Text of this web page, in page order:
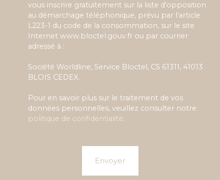
vous inscrire gratuitement sur la liste d'opposition
au démarchage téléphonique, prévu par l'article
L223-1 du code de la consommation, sur le site
Internet www.bloctel.gouv.fr ou par courrier
adressé à :
Société Worldline, Service Bloctel, CS 61311, 41013
BLOIS CEDEX.
Pour en savoir plus sur le traitement de vos
données personnelles, veuillez consulter notre
politique de confidentialité.
Envoyer